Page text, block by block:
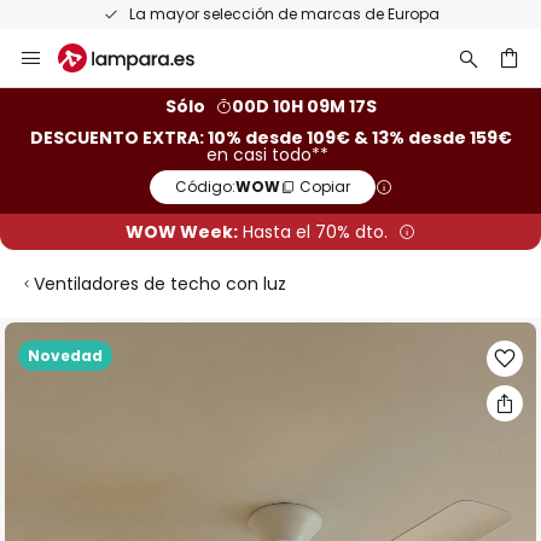
La mayor selección de marcas de Europa
al
Sólo
00D 10H 09M 16S
DESCUENTO EXTRA: 10% desde 109€ & 13% desde 159€
en casi todo**
Código:WOW Copiar
WOW Week: Hasta el 70% dto.
Ventiladores de techo con luz
Novedad
Saltar
al